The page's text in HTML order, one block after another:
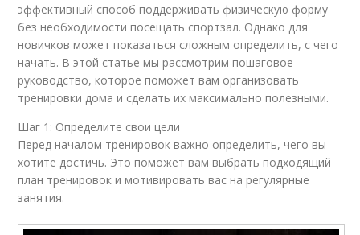
эффективный способ поддерживать физическую форму
без необходимости посещать спортзал. Однако для
новичков может показаться сложным определить, с чего
начать. В этой статье мы рассмотрим пошаговое
руководство, которое поможет вам организовать
тренировки дома и сделать их максимально полезными.
Шаг 1: Определите свои цели
Перед началом тренировок важно определить, чего вы
хотите достичь. Это поможет вам выбрать подходящий
план тренировок и мотивировать вас на регулярные
занятия.